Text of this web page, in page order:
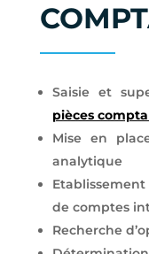
Saisie et
pièces
Mise en
analytique
de comptes
Recherche